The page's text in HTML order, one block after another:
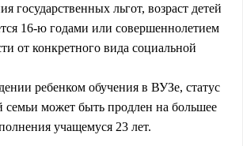
государственных льгот, возраст детей
16-ю годами или совершеннолетием
от конкретного вида социальной
ребенком обучения в ВУЗе, статус
семьи может быть продлен на большее
учащемуся 23 лет.